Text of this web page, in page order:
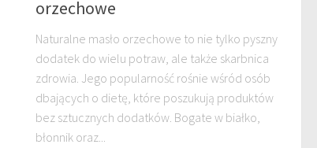
orzechowe
Naturalne masło orzechowe to nie tylko pyszny
dodatek do wielu potraw, ale także skarbnica
zdrowia. Jego popularność rośnie wśród osób
dbających o dietę, które poszukują produktów
bez sztucznych dodatków. Bogate w białko,
błonnik oraz...